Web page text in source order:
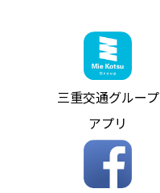
ミジュマルのラッ
参宮バス
神都バス
パールシャトル
バス情報の見える化
コミュニティバス
アイコンの説明
インターネット予約
よくあるご質問
お問い合わせ
ザ・バスコレクシ
三重交通公式グッズ
ファンコーナー
お問い合わせ
お知らせ・最新情報
ニュースリリース
お問い合わせ
個人情報保護方針
三重交通グループ
アプリ